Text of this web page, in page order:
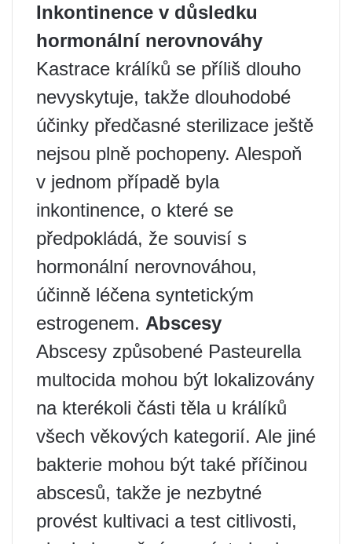
Inkontinence v důsledku
hormonální nerovnováhy
Kastrace králíků se příliš dlouho
nevyskytuje, takže dlouhodobé
účinky předčasné sterilizace ještě
nejsou plně pochopeny. Alespoň
v jednom případě byla
inkontinence, o které se
předpokládá, že souvisí s
hormonální nerovnováhou,
účinně léčena syntetickým
estrogenem. Abscesy
Abscesy způsobené Pasteurella
multocida mohou být lokalizovány
na kterékoli části těla u králíků
všech věkových kategorií. Ale jiné
bakterie mohou být také příčinou
abscesů, takže je nezbytné
provést kultivaci a test citlivosti,